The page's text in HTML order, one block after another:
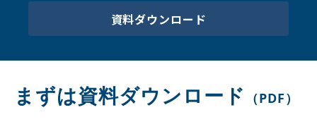
コラム
お役立ち資料
資料ダウンロード
まずは資料ダウンロード （PDF）